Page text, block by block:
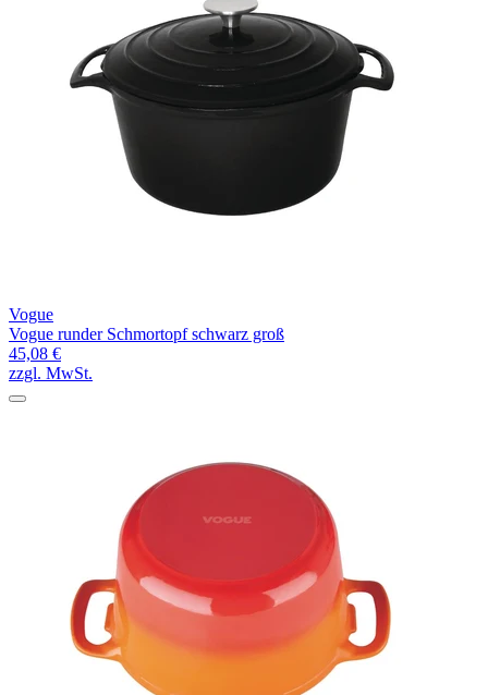
Vogue
Vogue runder Schmortopf schwarz groß
45,08 €
zzgl. MwSt.